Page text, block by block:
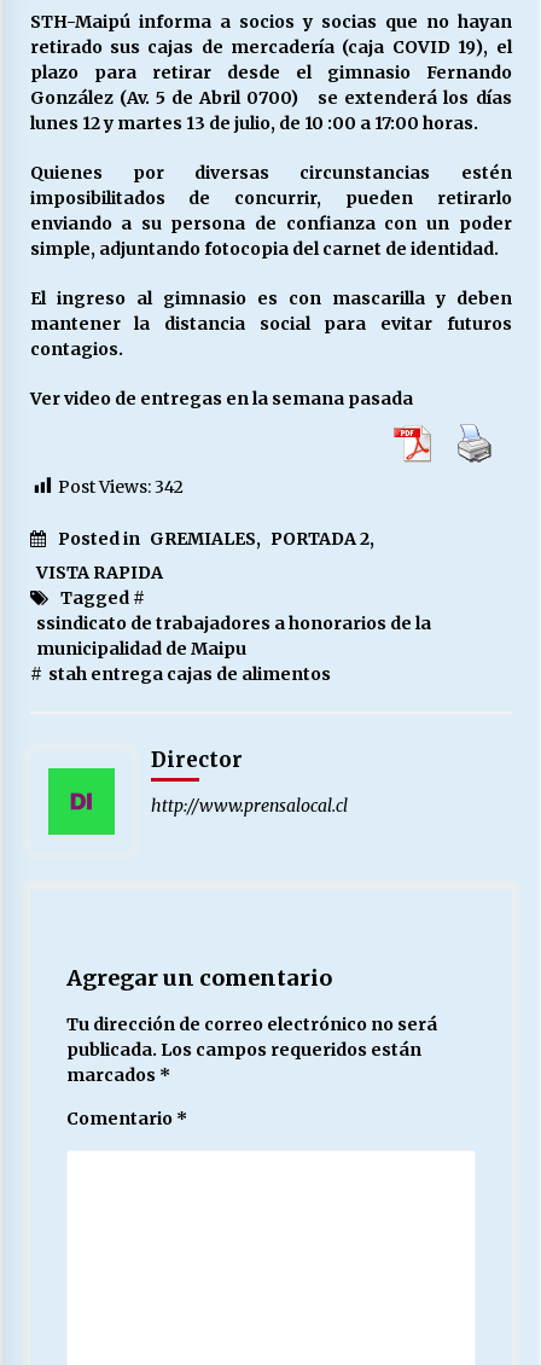
MUNICIPALIDADES, HONORARIOS, DESPIDOS
28/05/2026
Releyendo la Rerum Novarum a 135 años. “La
cuestión social hoy”.
16/05/2026
S.O.S. a los ricos, Save Our Souls (Salvar
Nuestras Almas)
Chile y sus segmentos de la riqueza
06/04/2026
STH-Maipú informa a socios y socias que no hayan
retirado sus cajas de mercadería (caja COVID 19), el
plazo para retirar desde el gimnasio Fernando
González (Av. 5 de Abril 0700) se extenderá los días
lunes 12 y martes 13 de julio, de 10 :00 a 17:00 horas.
Quienes por diversas circunstancias estén
imposibilitados de concurrir, pueden retirarlo
enviando a su persona de confianza con un poder
simple, adjuntando fotocopia del carnet de identidad.
El ingreso al gimnasio es con mascarilla y deben
mantener la distancia social para evitar futuros
contagios.
Ver video de entregas en la semana pasada
Post Views:342
Posted in GREMIALES, PORTADA 2,
VISTA RAPIDA
Tagged #
ssindicato de trabajadores a honorarios de la
municipalidad de Maipu
# stah entrega cajas de alimentos
Director
http://www.prensalocal.cl
Agregar un comentario
Tu dirección de correo electrónico no será
publicada. Los campos requeridos están
marcados *
Comentario *